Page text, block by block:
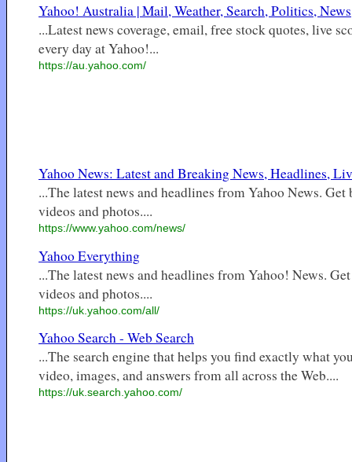
Yahoo! Australia | Mail, Weather, Search, Politics,
...Latest news coverage, email, free stock quotes, live
every day at Yahoo!...
https://au.yahoo.com/
Yahoo News: Latest and Breaking News, Headlines,
...The latest news and headlines from Yahoo News.
videos and photos....
https://www.yahoo.com/news/
Yahoo Everything
...The latest news and headlines from Yahoo! News.
videos and photos....
https://uk.yahoo.com/all/
Yahoo Search - Web Search
...The search engine that helps you find exactly what
video, images, and answers from all across the Web....
https://uk.search.yahoo.com/